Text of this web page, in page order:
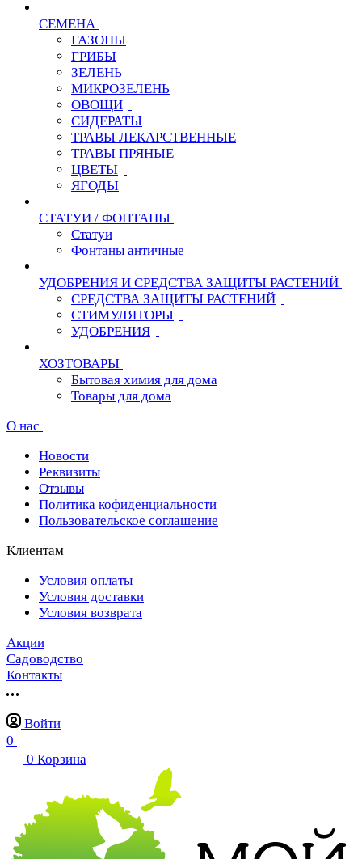
СЕМЕНА
ГАЗОНЫ
ГРИБЫ
ЗЕЛЕНЬ
МИКРОЗЕЛЕНЬ
ОВОЩИ
СИДЕРАТЫ
ТРАВЫ ЛЕКАРСТВЕННЫЕ
ТРАВЫ ПРЯНЫЕ
ЦВЕТЫ
ЯГОДЫ
СТАТУИ / ФОНТАНЫ
Статуи
Фонтаны античные
УДОБРЕНИЯ И СРЕДСТВА ЗАЩИТЫ РАСТЕНИЙ
СРЕДСТВА ЗАЩИТЫ РАСТЕНИЙ
СТИМУЛЯТОРЫ
УДОБРЕНИЯ
ХОЗТОВАРЫ
Бытовая химия для дома
Товары для дома
О нас
Новости
Реквизиты
Отзывы
Политика кофиденциальности
Пользовательское соглашение
Клиентам
Условия оплаты
Условия доставки
Условия возврата
Акции
Садоводство
Контакты
Войти
0
0 Корзина